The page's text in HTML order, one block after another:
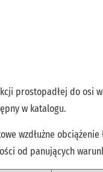
prostopadłej do osi
w katalogu.
wzdłużne obciążenie
od panujących